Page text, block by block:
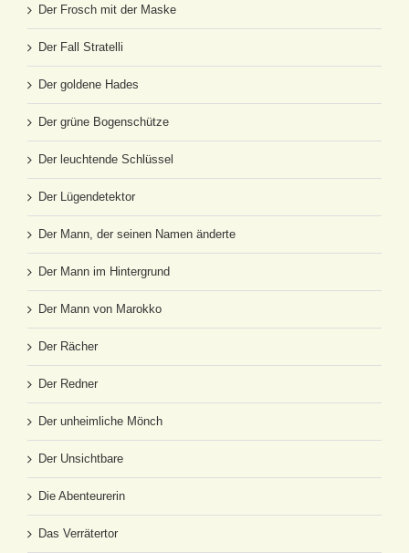
Der Frosch mit der Maske
Der Fall Stratelli
Der goldene Hades
Der grüne Bogenschütze
Der leuchtende Schlüssel
Der Lügendetektor
Der Mann, der seinen Namen änderte
Der Mann im Hintergrund
Der Mann von Marokko
Der Rächer
Der Redner
Der unheimliche Mönch
Der Unsichtbare
Die Abenteurerin
Das Verrätertor